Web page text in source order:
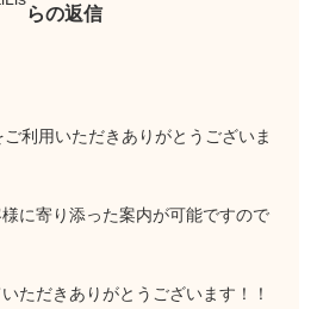
らの返信
利用いただきありがとうございま
に寄り添った案内が可能ですので
ただきありがとうございます！！